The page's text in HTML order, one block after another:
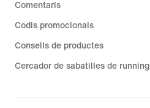
Comentaris
Codis promocionals
Consells de productes
Cercador de sabatilles de running